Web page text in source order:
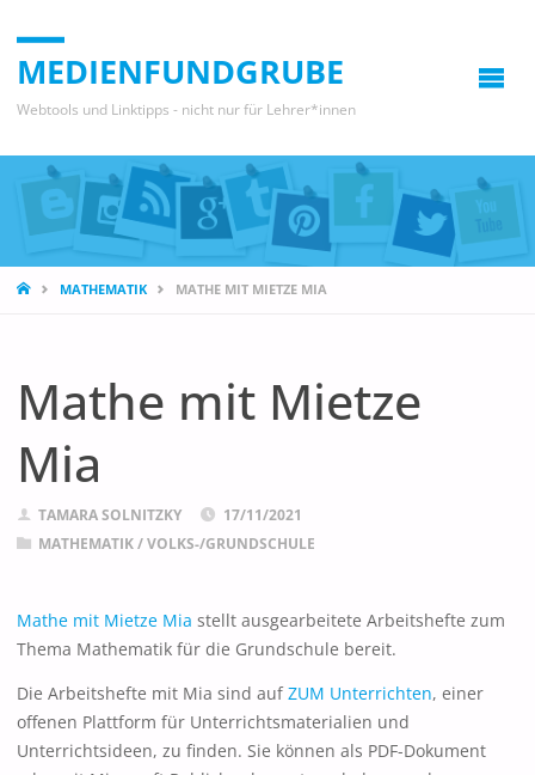
MEDIENFUNDGRUBE
Webtools und Linktipps - nicht nur für Lehrer*innen
STARTMATHEMATIK MATHE MIT MIETZE MIA
Mathe mit Mietze
Mia
TAMARA SOLNITZKY
17/11/2021
MATHEMATIK/VOLKS-/GRUNDSCHULE
Mathe mit Mietze Mia stellt ausgearbeitete Arbeitshefte zum
Thema Mathematik für die Grundschule bereit.
Die Arbeitshefte mit Mia sind aufZUM Unterrichten, einer
offenen Plattform für Unterrichtsmaterialien und
Unterrichtsideen, zu finden. Sie können als PDF-Dokument